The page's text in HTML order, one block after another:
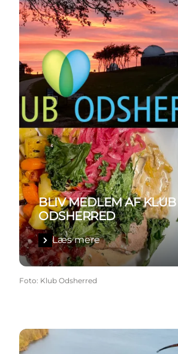
BLIV MEDLEM AF KLUB
ODSHERRED
Læs mere
Foto: Klub Odsherred
Læs mere